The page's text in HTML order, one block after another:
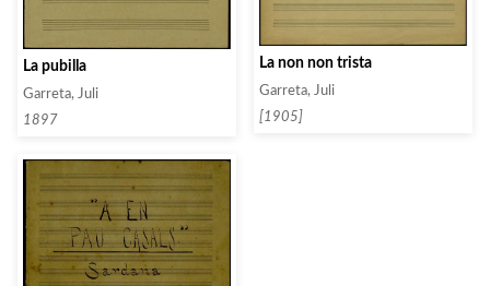
La pubilla
Garreta, Juli
1897
La non non trista
Garreta, Juli
[1905]